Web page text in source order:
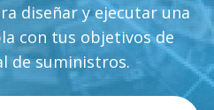
diseñar y ejecutar una
con tus objetivos de
de suministros.